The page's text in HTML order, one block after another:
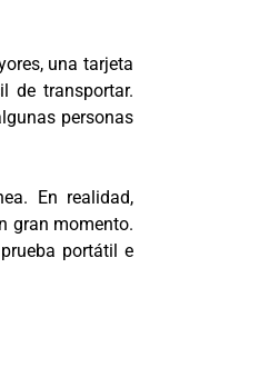
una tarjeta
de transportar.
personas
En realidad,
gran momento.
portátil e